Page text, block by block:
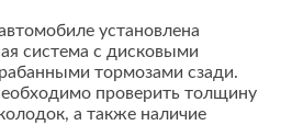
установлена
система с дисковыми
тормозами сзади.
проверить толщину
а также наличие